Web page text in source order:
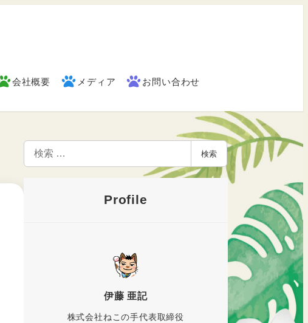
会社概要 メディア お問い合わせ
検索
Profile
伊藤 亜記
株式会社ねこの手代表取締役